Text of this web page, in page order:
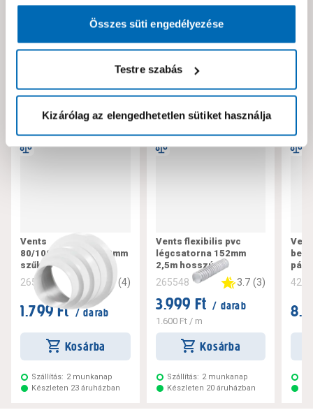
Összes süti engedélyezése
Testre szabás
Kizárólag az elengedhetetlen sütiket használja
Neked ajánljuk!
Vents
80/100/120/125/150mm
szűkítő
265571 (4)
1.799 Ft / darab
Kosárba
Szállítás: 2 munkanap
Készleten 23 áruházban
Vents flexibilis pvc
légcsatorna 152mm
2,5m hosszú
265548 3.7 (3)
3.999 Ft / darab
1.600 Ft/ m
Kosárba
Szállítás: 2 munkanap
Készleten 20 áruházban